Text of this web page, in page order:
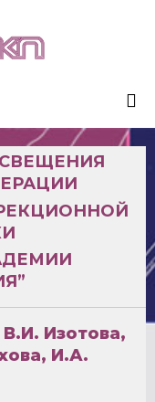
Изотова,
И.А.